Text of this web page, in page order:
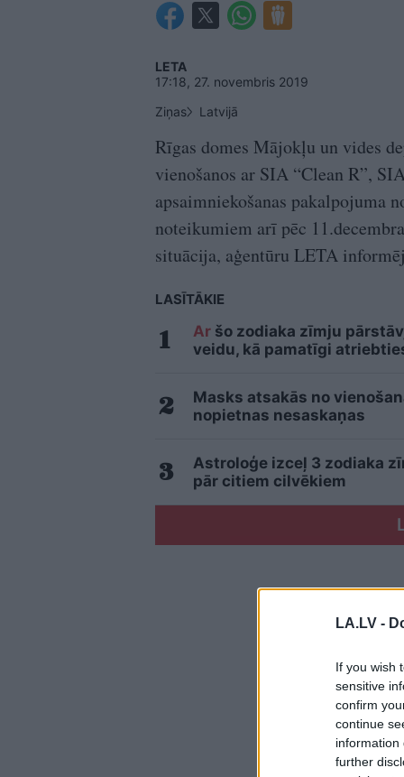
LA.LV -
If you wish
sensitive
confirm
continue
information
further
LETA
17:18, 27. novembris 2019
Ziņas
Latvijā
Rīgas domes Mājokļu un vides
vienošanos ar SIA “Clean R”,
apsaimniekošanas pakalpojuma
noteikumiem arī pēc
situācija, aģentūru LETA
LASĪTĀKIE
Ar šo zodiaka zīmju
veidu, kā pamatīgi
Masks atsakās no
nopietnas nesaskaņas
Astroloģe izceļ 3 zodiaka
pār citiem cilvēkiem